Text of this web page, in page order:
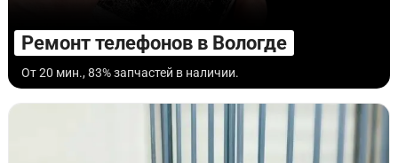
Ремонт телефонов в Вологде
От 20 мин., 83% запчастей в наличии.